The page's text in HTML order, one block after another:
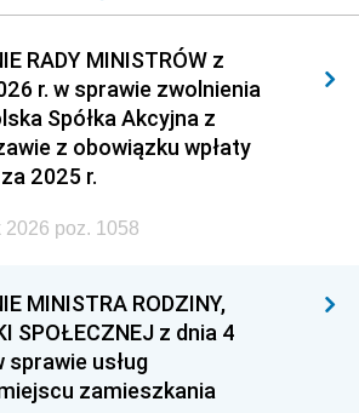
2013 2012
2010 2009
2007 2006
2004 2003
2001
1998
1992 1991
1989
1986 1985
RADY MINISTRÓW z
r. w sprawie zwolnienia
Spółka Akcyjna z
z obowiązku wpłaty
2025 r.
2026 poz. 1058
MINISTRA RODZINY,
SPOŁECZNEJ z dnia 4
sprawie usług
zamieszkania